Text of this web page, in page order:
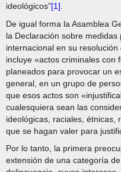
ideológicos”[1].
De igual forma la Asamblea
la Declaración sobre
internacional en su
incluye «actos criminales con
planeados para provocar un
general, en un grupo de
que esos actos son
cualesquiera sean las
ideológicas, raciales, étnicas,
que se hagan valer para
Por lo tanto, la primera
extensión de una categoría